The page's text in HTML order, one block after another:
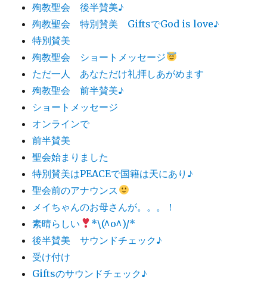
殉教聖会 後半賛美♪
殉教聖会 特別賛美 GiftsでGod is love♪
特別賛美
殉教聖会 ショートメッセージ
ただ一人 あなただけ礼拝しあがめます
殉教聖会 前半賛美♪
ショートメッセージ
オンラインで
前半賛美
聖会始まりました
特別賛美はPEACEで国籍は天にあり♪
聖会前のアナウンス
メイちゃんのお母さんが。。。！
素晴らしい
*\(^o^)/*
後半賛美 サウンドチェック♪
受け付け
Giftsのサウンドチェック♪